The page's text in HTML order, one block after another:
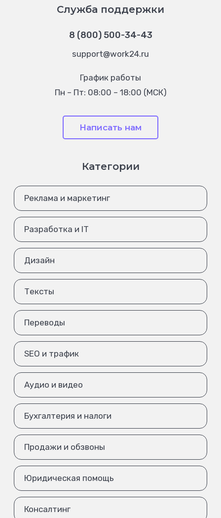
Служба поддержки
8 (800) 500-34-43
support@work24.ru
График работы
Пн – Пт: 08:00 – 18:00 (МСК)
Написать нам
Категории
Реклама и маркетинг
Разработка и IT
Дизайн
Тексты
Переводы
SEO и трафик
Аудио и видео
Бухгалтерия и налоги
Продажи и обзвоны
Юридическая помощь
Консалтинг